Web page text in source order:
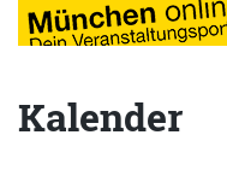
Kalender